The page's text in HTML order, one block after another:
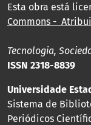
Esta obra está
Commons -
Tecnologia,
ISSN 2318-8839
Universidade
Sistema de
Periódicos